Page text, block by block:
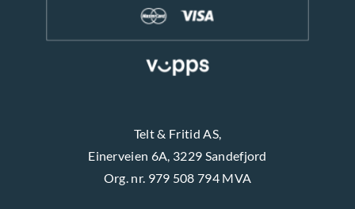
Telt & Fritid AS,
Einerveien 6A, 3229 Sandefjord
Org. nr. 979 508 794 MVA